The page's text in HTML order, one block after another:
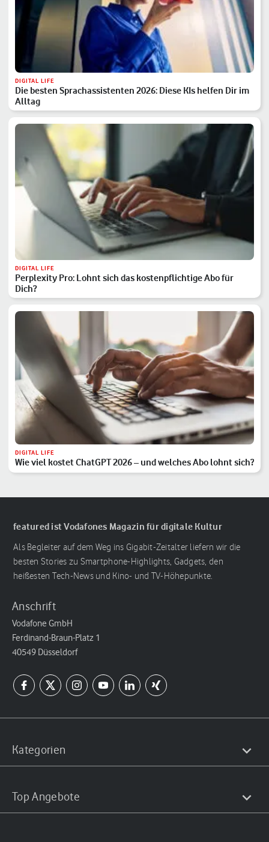
DIGITAL LIFE
Die besten Sprachassistenten 2026: Diese KIs helfen Dir im
Alltag
DIGITAL LIFE
Perplexity Pro: Lohnt sich das kostenpflichtige Abo für
Dich?
DIGITAL LIFE
Wie viel kostet ChatGPT 2026 – und welches Abo lohnt sich?
featured ist Vodafones Magazin für digitale Kultur
Als Begleiter auf dem Weg ins Gigabit-Zeitalter liefern wir die
besten Stories zu Smartphone-Highlights, Gadgets, den
heißesten Tech-News und Kino- und TV-Höhepunkte.
Anschrift
Vodafone GmbH
Ferdinand-Braun-Platz 1
40549 Düsseldorf
Kategorien
Top Angebote